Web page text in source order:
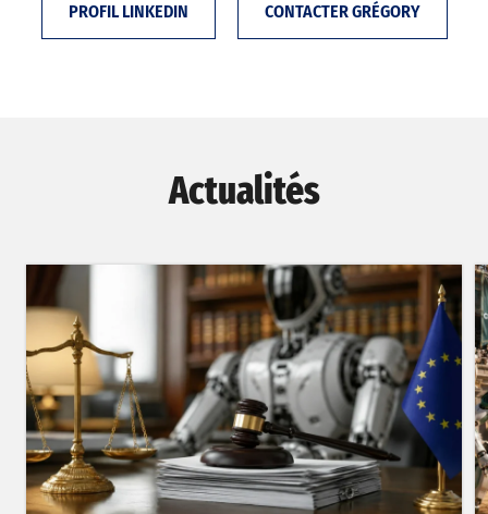
PROFIL LINKEDIN CONTACTER GRÉGORY
Actualités